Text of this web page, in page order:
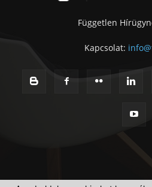
Független
Kapcsolat: